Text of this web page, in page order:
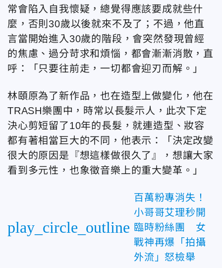
常會陷入自我懷疑，總覺得應該要成就些什
麼，否則30歲以後就來不及了；不過，他直
言當開始進入30歲的階段，會突然發現曾經
的焦慮、過分苛求和煩惱，都會漸漸消散，直
呼：「只要往前走，一切都會迎刃而解。」
林頤原為了新作品，也在造型上做變化，他在
TRASH樂團中，時常以長髮示人，此次下定
決心剪短留了10年的長髮，就連造型、妝容
都有著相當巨大的不同，他表示：「決定改變
很大的原因是『想這樣做很久了』，想讓大家
看到多元性，也象徵音樂上的重大變革。」
play_circle_outline
百萬粉專消失！
小哥哥艾理秒開
臨時粉絲團 女
戰神再爆「拍攝
外流」怒檢舉